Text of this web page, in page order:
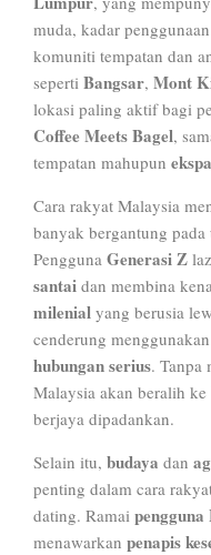
muda, kadar
komuniti tempatan dan
seperti Bangsar, Mont
lokasi paling aktif bagi
Coffee Meets Bagel,
tempatan mahupun
Cara rakyat Malaysia
banyak bergantung pada
Pengguna Generasi Z
santai dan membina
milenial yang berusia
cenderung
hubungan serius. Tanpa
Malaysia akan beralih ke
berjaya dipadankan.
Selain itu, budaya dan
penting dalam cara
dating. Ramai
menawarkan penapis